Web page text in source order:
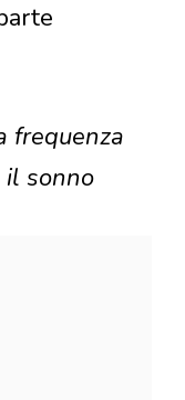
frequenza
sonno